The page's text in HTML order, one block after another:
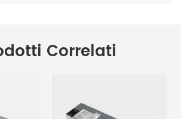
Correlati